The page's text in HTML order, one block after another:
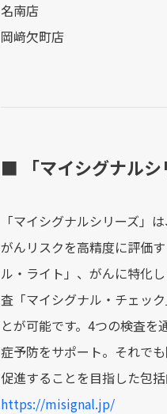
名南店
岡﨑欠町店
■ 「マイシグナルシ
「マイシグナルシリーズ」
がんリスクを高精度に評価
ル・ライト」、がんに特化
査「マイシグナル・チェッ
とが可能です。4つの検査
症予防をサポート。それで
促進することを目指した包
https://misignal.jp/